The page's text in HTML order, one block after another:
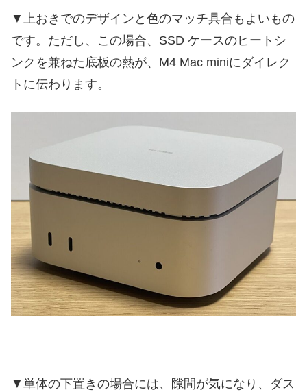
▼上おきでのデザインと色のマッチ具合もよいもの
です。ただし、この場合、SSD ケースのヒートシ
ンクを兼ねた底板の熱が、M4 Mac miniにダイレク
トに伝わります。
▼単体の下置きの場合には、隙間が気になり、ダス